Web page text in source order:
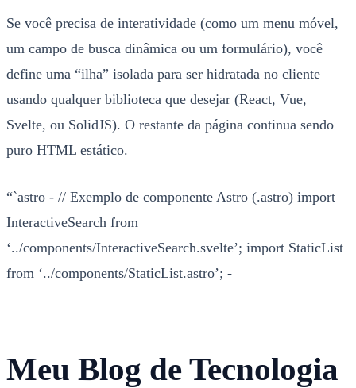
Se você precisa de interatividade (como um menu móvel,
um campo de busca dinâmica ou um formulário), você
define uma “ilha” isolada para ser hidratada no cliente
usando qualquer biblioteca que desejar (React, Vue,
Svelte, ou SolidJS). O restante da página continua sendo
puro HTML estático.
“`astro - // Exemplo de componente Astro (.astro) import
InteractiveSearch from
‘../components/InteractiveSearch.svelte’; import StaticList
from ‘../components/StaticList.astro’; -
Meu Blog de Tecnologia